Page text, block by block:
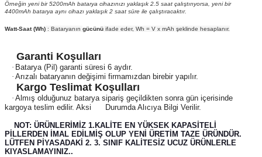
Örneğin yeni bir 5200mAh batarya cihazınızı yaklaşık 2.5 saat çalıştırıyorsa, yeni bir
4400mAh batarya aynı cihazı yaklaşık 2 saat süre ile çalıştıracaktır.
Watt-Saat (Wh) : Bataryanın gücünü ifade eder, Wh = V x mAh şeklinde hesaplanır.
Garanti Koşulları
Batarya (Pil) garanti süresi 6 aydır.
Arızalı bataryanın değişimi firmamızdan birebir yapılır.
Kargo Teslimat Koşulları
Almış olduğunuz batarya sipariş geçildikten sonra gün içerisinde
kargoya teslim edilir. Aksi Durumda Alıcıya Bilgi Verilir.
NOT: ÜRÜNLERİMİZ 1.KALİTE EN YÜKSEK KAPASİTELİ
PİLLERDEN İMAL EDİLMİŞ OLUP YENİ ÜRETİM TAZE ÜRÜNDÜR.
LÜTFEN PİYASADAKİ 2. 3. SINIF KALİTESİZ UCUZ ÜRÜNLERLE
KIYASLAMAYINIZ..